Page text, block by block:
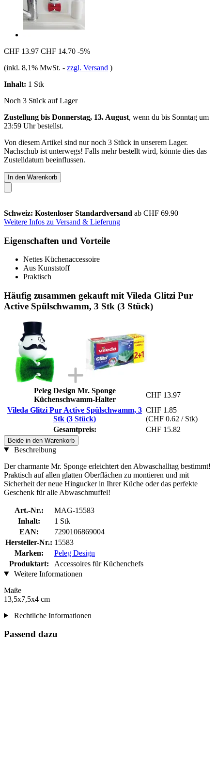
CHF 13.97 CHF 14.70 -5%
(inkl. 8,1% MwSt. - zzgl. Versand )
Inhalt: 1 Stk
Noch 3 Stück auf Lager
Zustellung bis Donnerstag, 13. August, wenn du bis Sonntag um
23:59 Uhrbestellst.
Von diesem Artikel sind nur noch 3 Stück in unserem Lager.
Nachschub ist unterwegs! Falls mehr bestellt wird, könnte dies das
Zustelldatum beeinflussen.
In den Warenkorb
Schweiz: Kostenloser Standardversand ab CHF 69.90
Weitere Infos zu Versand & Lieferung
Eigenschaften und Vorteile
Nettes Küchenaccessoire
Aus Kunststoff
Praktisch
Häufig zusammen gekauft mit Vileda Glitzi Pur
Active Spülschwamm, 3 Stk (3 Stück)
Peleg Design Mr. Sponge
Küchenschwamm-Halter
CHF 13.97
Vileda Glitzi Pur Active Spülschwamm, 3
Stk (3 Stück)
CHF 1.85
(CHF 0.62 / Stk)
Gesamtpreis:
CHF 15.82
Beide in den Warenkorb
Beschreibung
Der charmante Mr. Sponge erleichtert den Abwaschalltag bestimmt!
Praktisch auf allen glatten Oberflächen zu montieren und mit
Sicherheit der neue Hingucker in Ihrer Küche oder das perfekte
Geschenk für alle Abwaschmuffel!
Art.-Nr.:
MAG-15583
Inhalt:
1 Stk
EAN:
7290106869004
Hersteller-Nr.: 15583
Marken:
Peleg Design
Produktart:
Accessoires für Küchenchefs
Weitere Informationen
Maße
13,5x7,5x4 cm
Rechtliche Informationen
Passend dazu